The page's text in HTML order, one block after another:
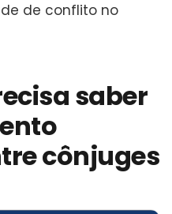
de conflito no
saber
cônjuges